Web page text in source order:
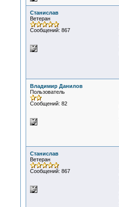
Станислав
Ветеран
Сообщений: 867
Владимир Данилов
Пользователь
Сообщений: 82
Станислав
Ветеран
Сообщений: 867